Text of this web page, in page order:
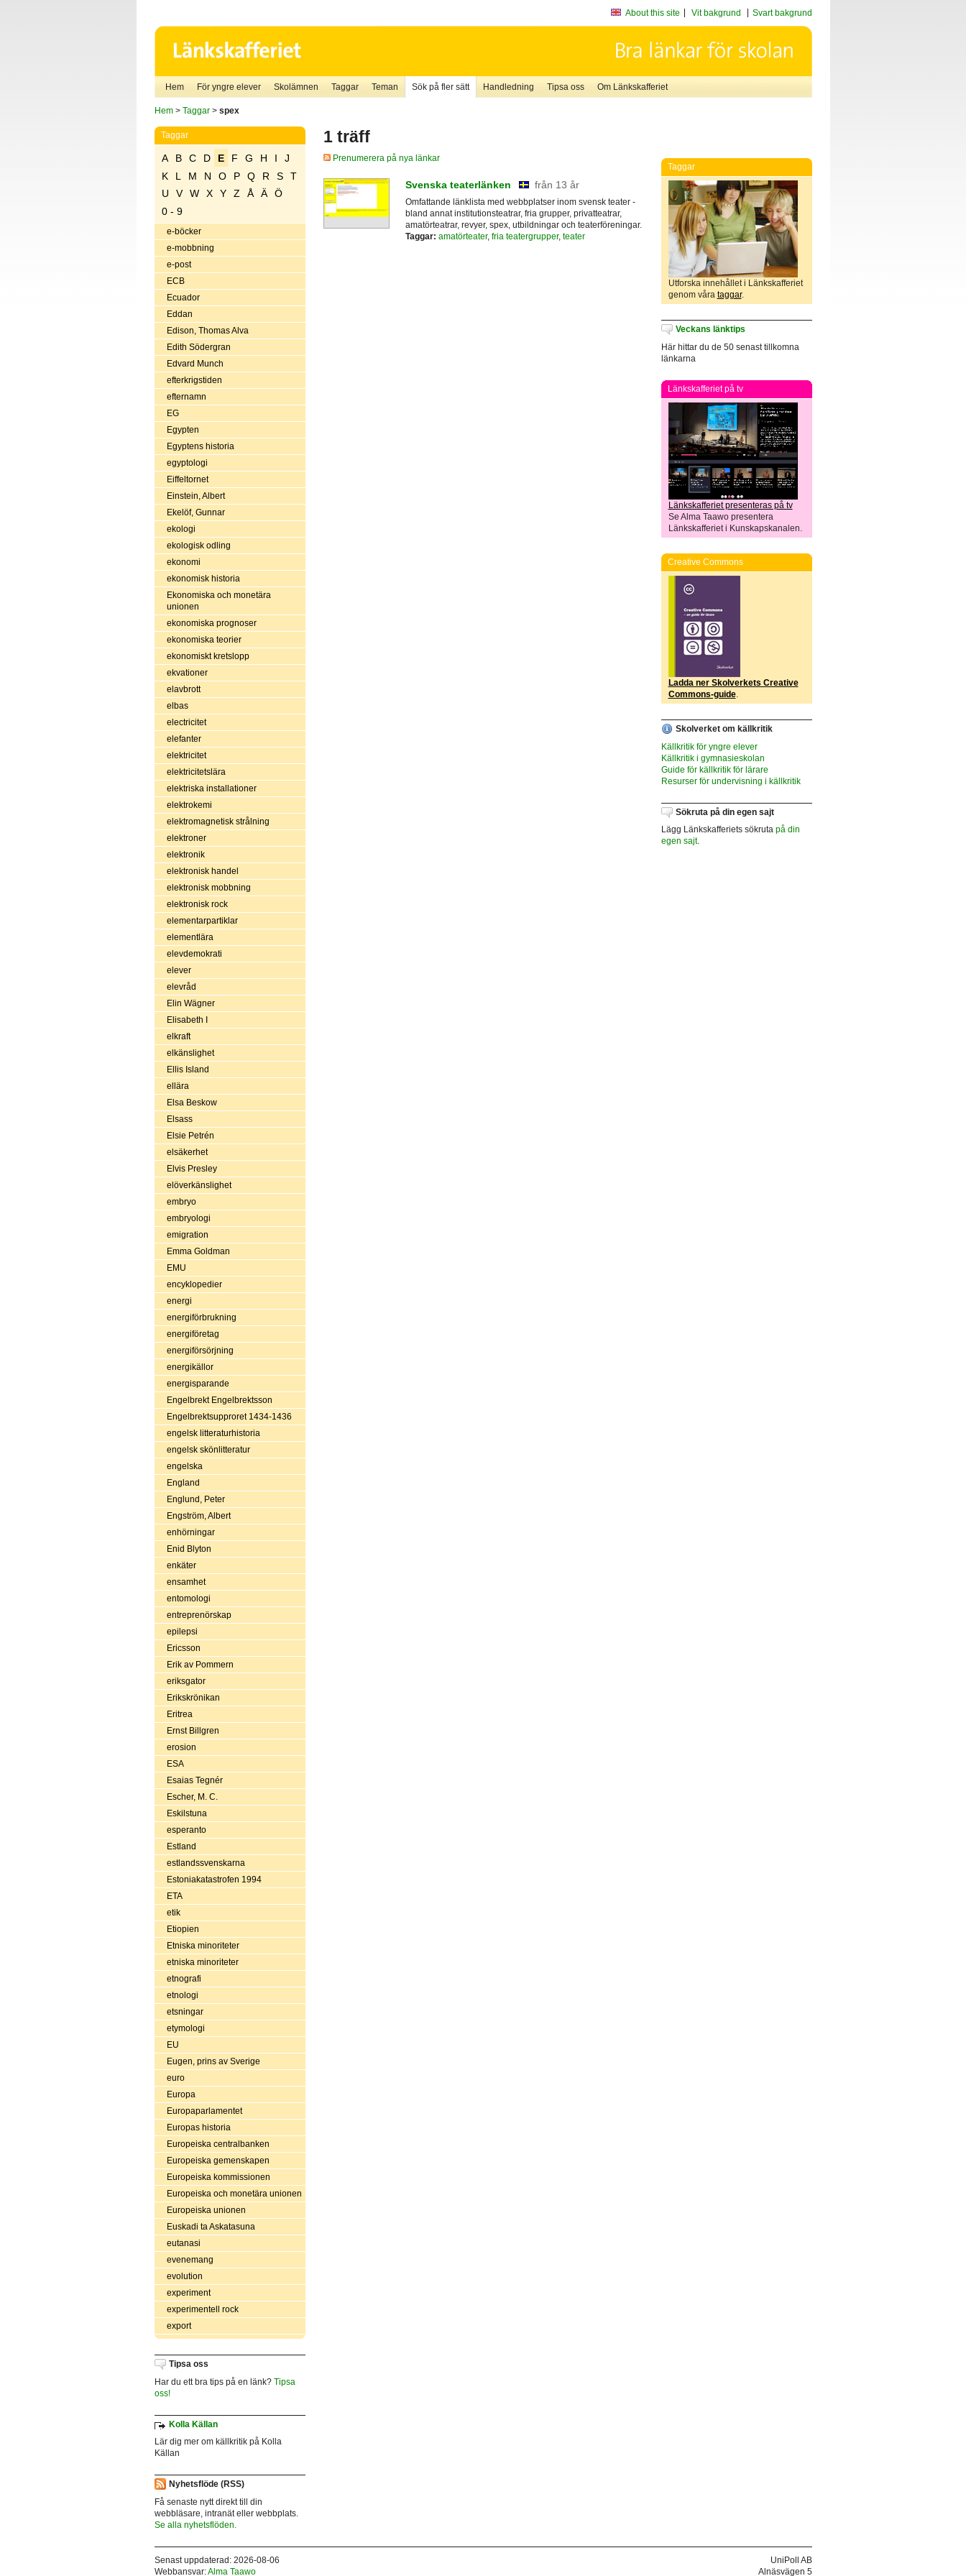
About this site Vit bakgrund Svart bakgrund
Hem För yngre elever Skolämnen Taggar Teman Sök på fler sätt Handledning Tipsa oss Om Länkskafferiet
Hem> Taggar> spex
Taggar
A B C D E F G H I
J
K
L M N O P Q R S
T
U
V W X Y Z Å Ä
Ö
0 - 9
e-böcker
e-mobbning
e-post
ECB
Ecuador
Eddan
Edison, Thomas Alva
Edith Södergran
Edvard Munch
efterkrigstiden
efternamn
EG
Egypten
Egyptens historia
egyptologi
Eiffeltornet
Einstein, Albert
Ekelöf, Gunnar
ekologi
ekologisk odling
ekonomi
ekonomisk historia
Ekonomiska och monetära
unionen
ekonomiska prognoser
ekonomiska teorier
ekonomiskt kretslopp
ekvationer
elavbrott
elbas
electricitet
elefanter
elektricitet
elektricitetslära
elektriska installationer
elektrokemi
elektromagnetisk strålning
elektroner
elektronik
elektronisk handel
elektronisk mobbning
elektronisk rock
elementarpartiklar
elementlära
elevdemokrati
elever
elevråd
Elin Wägner
Elisabeth I
elkraft
elkänslighet
Ellis Island
ellära
Elsa Beskow
Elsass
Elsie Petrén
elsäkerhet
Elvis Presley
elöverkänslighet
embryo
embryologi
emigration
Emma Goldman
EMU
encyklopedier
energi
energiförbrukning
energiföretag
energiförsörjning
energikällor
energisparande
Engelbrekt Engelbrektsson
Engelbrektsupproret 1434-1436
engelsk litteraturhistoria
engelsk skönlitteratur
engelska
England
Englund, Peter
Engström, Albert
enhörningar
Enid Blyton
enkäter
ensamhet
entomologi
entreprenörskap
epilepsi
Ericsson
Erik av Pommern
eriksgator
Erikskrönikan
Eritrea
Ernst Billgren
erosion
ESA
Esaias Tegnér
Escher, M. C.
Eskilstuna
esperanto
Estland
estlandssvenskarna
Estoniakatastrofen 1994
ETA
etik
Etiopien
Etniska minoriteter
etniska minoriteter
etnografi
etnologi
etsningar
etymologi
EU
Eugen, prins av Sverige
euro
Europa
Europaparlamentet
Europas historia
Europeiska centralbanken
Europeiska gemenskapen
Europeiska kommissionen
Europeiska och monetära unionen
Europeiska unionen
Euskadi ta Askatasuna
eutanasi
evenemang
evolution
experiment
experimentell rock
export
Tipsa oss
Har du ett bra tips på en länk? Tipsa
oss!
Kolla Källan
Lär dig mer om källkritik på Kolla
Källan
Nyhetsflöde (RSS)
Få senaste nytt direkt till din
webbläsare, intranät eller webbplats.
Se alla nyhetsflöden.
1 träff
Prenumerera på nya länkar
Svenska teaterlänken från 13 år
Omfattande länklista med webbplatser inom svensk teater -
bland annat institutionsteatrar, fria grupper, privatteatrar,
amatörteatrar, revyer, spex, utbildningar och teaterföreningar.
Taggar: amatörteater, fria teatergrupper, teater
Taggar
Utforska innehållet i Länkskafferiet
genom våra taggar.
Veckans länktips
Här hittar du de 50 senast tillkomna
länkarna
Länkskafferiet på tv
Länkskafferiet presenteras på tv
Se Alma Taawo presentera
Länkskafferiet i Kunskapskanalen.
Creative Commons
Ladda ner Skolverkets Creative
Commons-guide.
Skolverket om källkritik
Källkritik för yngre elever
Källkritik i gymnasieskolan
Guide för källkritik för lärare
Resurser för undervisning i källkritik
Sökruta på din egen sajt
Lägg Länkskafferiets sökruta på din
egen sajt.
Senast uppdaterad: 2026-08-06
Webbansvar:Alma Taawo
UniPoll AB
Alnäsvägen 5